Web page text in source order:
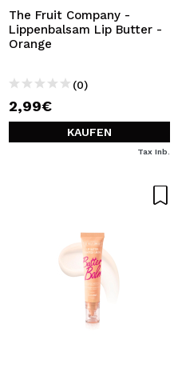
The Fruit Company -
Lippenbalsam Lip Butter -
Orange
(0)
2,99€
KAUFEN
Tax Inb.